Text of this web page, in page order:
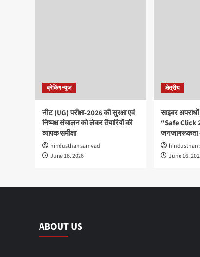
ब्रेकिंग न्यूज
नीट (UG) परीक्षा-2026 की सुरक्षा एवं
निष्पक्ष संचालन को लेकर तैयारियों की
व्यापक समीक्षा
hindusthan samvad
June 16, 2026
क्षेत्रीय
साइबर
“Safe Click
जनजागरूकता
hindusthan
June 16,
ABOUT US